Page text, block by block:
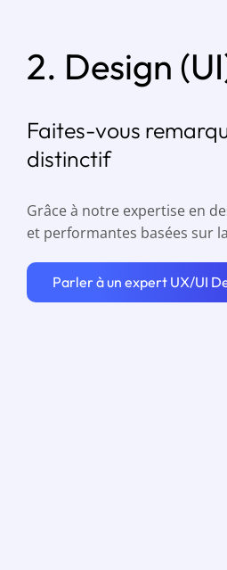
2. Design
Faites-vous
distinctif
Grâce à notre expertise en
et performantes basées sur
Parler à un expert UX/UI